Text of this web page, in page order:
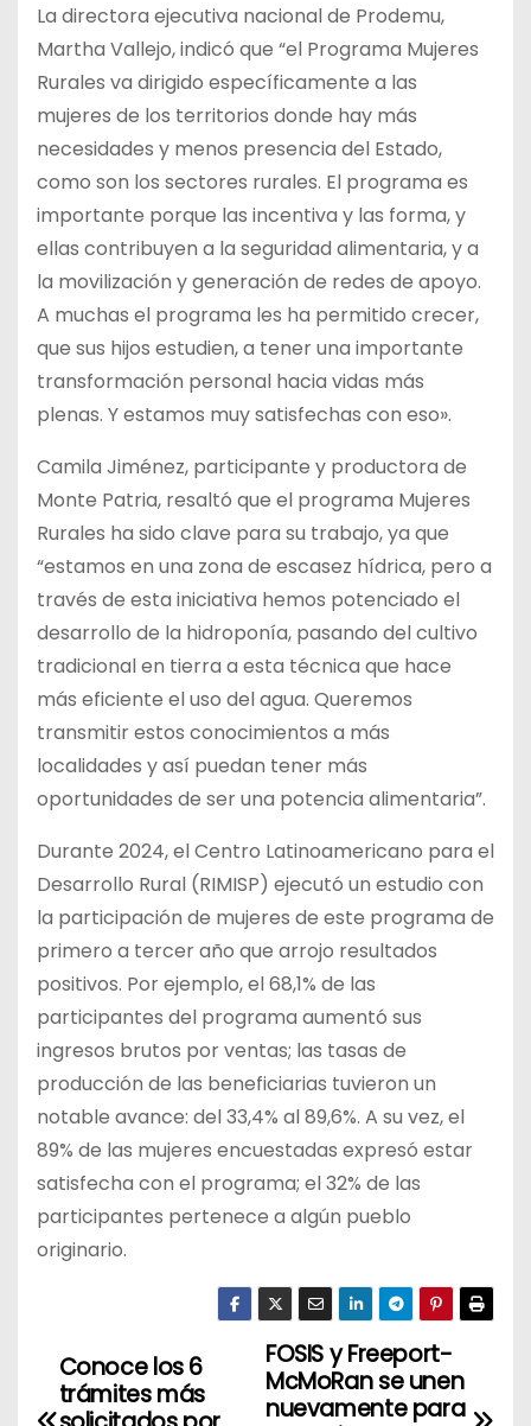
La directora ejecutiva nacional de Prodemu,
Martha Vallejo, indicó que “el Programa Mujeres
Rurales va dirigido específicamente a las
mujeres de los territorios donde hay más
necesidades y menos presencia del Estado,
como son los sectores rurales. El programa es
importante porque las incentiva y las forma, y
ellas contribuyen a la seguridad alimentaria, y a
la movilización y generación de redes de apoyo.
A muchas el programa les ha permitido crecer,
que sus hijos estudien, a tener una importante
transformación personal hacia vidas más
plenas. Y estamos muy satisfechas con eso».
Camila Jiménez, participante y productora de
Monte Patria, resaltó que el programa Mujeres
Rurales ha sido clave para su trabajo, ya que
“estamos en una zona de escasez hídrica, pero a
través de esta iniciativa hemos potenciado el
desarrollo de la hidroponía, pasando del cultivo
tradicional en tierra a esta técnica que hace
más eficiente el uso del agua. Queremos
transmitir estos conocimientos a más
localidades y así puedan tener más
oportunidades de ser una potencia alimentaria”.
Durante 2024, el Centro Latinoamericano para el
Desarrollo Rural (RIMISP) ejecutó un estudio con
la participación de mujeres de este programa de
primero a tercer año que arrojo resultados
positivos. Por ejemplo, el 68,1% de las
participantes del programa aumentó sus
ingresos brutos por ventas; las tasas de
producción de las beneficiarias tuvieron un
notable avance: del 33,4% al 89,6%. A su vez, el
89% de las mujeres encuestadas expresó estar
satisfecha con el programa; el 32% de las
participantes pertenece a algún pueblo
originario.
N
a
FOSIS y Freeport-
McMoRan se unen
nuevamente para
Conoce los 6
trámites más